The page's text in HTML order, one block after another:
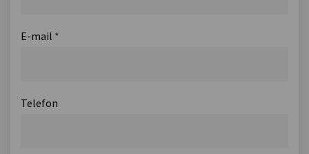
E-mail *
Telefon